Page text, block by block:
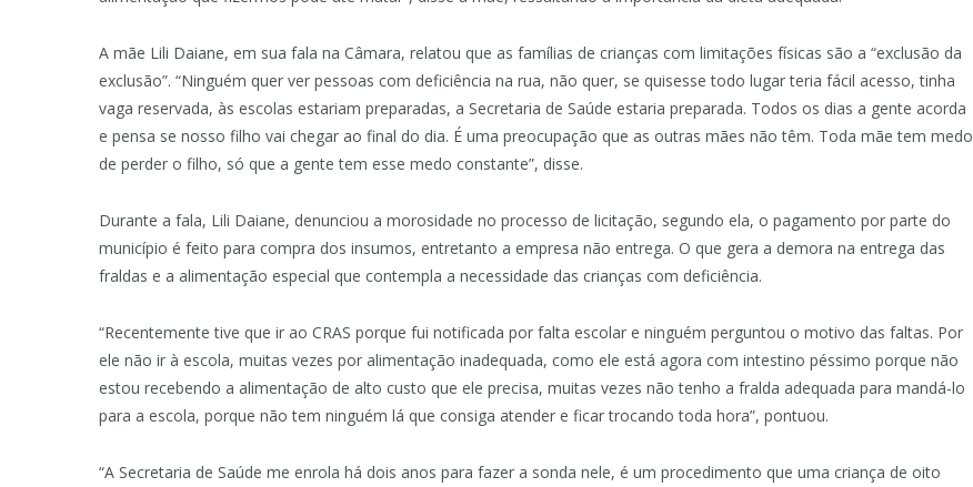
A mãe Lili Daiane, em sua fala na Câmara, relatou que as famílias de crianças com limitações físicas são a “exclusão da
exclusão”. “Ninguém quer ver pessoas com deficiência na rua, não quer, se quisesse todo lugar teria fácil acesso, tinha
vaga reservada, às escolas estariam preparadas, a Secretaria de Saúde estaria preparada. Todos os dias a gente acorda
e pensa se nosso filho vai chegar ao final do dia. É uma preocupação que as outras mães não têm. Toda mãe tem medo
de perder o filho, só que a gente tem esse medo constante”, disse.
Durante a fala, Lili Daiane, denunciou a morosidade no processo de licitação, segundo ela, o pagamento por parte do
município é feito para compra dos insumos, entretanto a empresa não entrega. O que gera a demora na entrega das
fraldas e a alimentação especial que contempla a necessidade das crianças com deficiência.
“Recentemente tive que ir ao CRAS porque fui notificada por falta escolar e ninguém perguntou o motivo das faltas. Por
ele não ir à escola, muitas vezes por alimentação inadequada, como ele está agora com intestino péssimo porque não
estou recebendo a alimentação de alto custo que ele precisa, muitas vezes não tenho a fralda adequada para mandá-lo
para a escola, porque não tem ninguém lá que consiga atender e ficar trocando toda hora”, pontuou.
“A Secretaria de Saúde me enrola há dois anos para fazer a sonda nele, é um procedimento que uma criança de oito